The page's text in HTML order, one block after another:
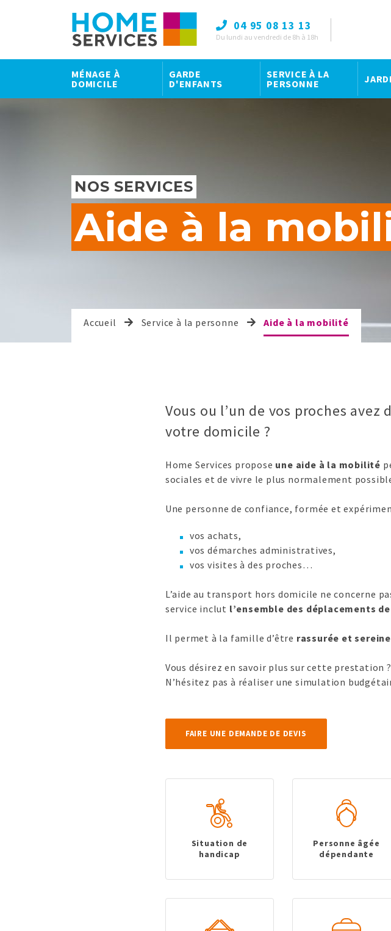
04 95 08 13 13
Du lundi au vendredi de 8h à 18h
MÉNAGE À
DOMICILE
GARDE
D'ENFANTS
SERVICE À LA
PERSONNE
NOS SERVICES
Aide à la
Accueil Service à la personne Aide à la mobilité
Vous ou l’un de vos proches
votre domicile ?
Home Services propose une aide à la mobilité
sociales et de vivre le plus normalement
Une personne de confiance, formée et
vos achats,
vos démarches administratives,
vos visites à des proches…
L’aide au transport hors domicile ne concerne
service inclut l’ensemble des déplacements
Il permet à la famille d’être rassurée et sereine
Vous désirez en savoir plus sur cette prestation ?
N’hésitez pas à réaliser une simulation
FAIRE UNE DEMANDE DE DEVIS
Situation de
handicap
Personne âgée
dépendante